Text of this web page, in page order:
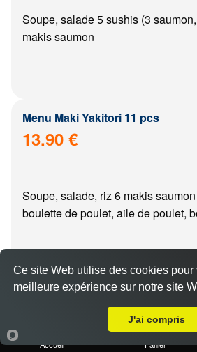
Soupe, salade 5 sushis (3
makis saumon
Menu Maki Yakitori 11 pcs
13.90 €
Soupe, salade, riz 6 makis
boulette de poulet, aile de poulet,
Menu california Yakitori 11 pcs
Accueil Panier
Ce site Web utilise des cookies pour
meilleure expérience sur notre site
J'ai compris